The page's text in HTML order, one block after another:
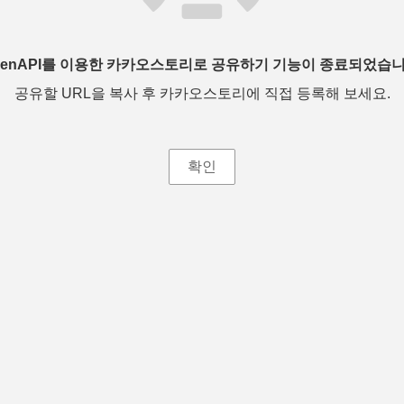
를 이용한 카카오스토리로 공유하기 기능이 종료되었습
공유할 URL을 복사 후 카카오스토리에 직접 등록해 보세요.
확인